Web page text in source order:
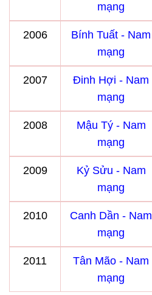
mạng
2006
Bính Tuất - Nam
mạng
2007
Đinh Hợi - Nam
mạng
2008
Mậu Tý - Nam
mạng
2009
Kỷ Sửu - Nam
mạng
2010
Canh Dần - Nam
mạng
2011
Tân Mão - Nam
mạng